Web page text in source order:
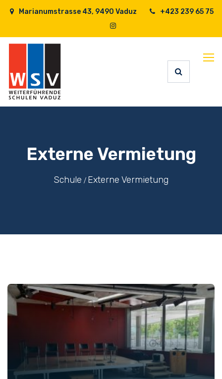
Marianumstrasse 43, 9490 Vaduz +423 239 65 75
Externe Vermietung
Schule Externe Vermietung